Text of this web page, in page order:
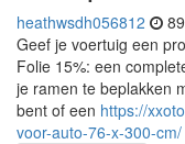
heathwsdh056812
Geef je voertuig een
Folie 15%: een
je ramen te beplakken
bent of een https://
voor-auto-76-x-300-cm/